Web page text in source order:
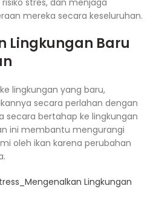
stres, dan menjaga
mereka secara keseluruhan.
Lingkungan Baru
lingkungan yang baru,
secara perlahan dengan
secara bertahap ke lingkungan
ini membantu mengurangi
oleh ikan karena perubahan